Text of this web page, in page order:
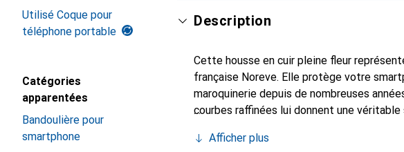
Utilisé Coque pour
téléphone portable
Catégories
apparentées
Bandoulière pour
smartphone
Description
Cette housse en cuir pleine fleur
française Noreve. Elle protège votre
maroquinerie depuis de nombreuses
courbes raffinées lui donnent une
Noreve est un choix sûr pour une clientèle
Afficher plus